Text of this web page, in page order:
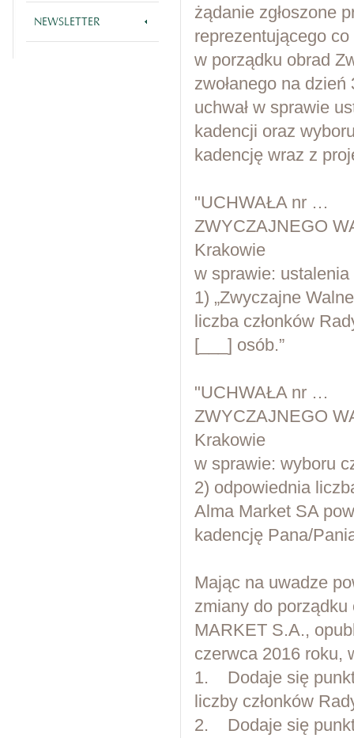
NEWSLETTER
żądanie zgłoszone
reprezentującego
w porządku obrad
zwołanego na
uchwał w sprawie
kadencji oraz
kadencję wraz z
"UCHWAŁA nr …
ZWYCZAJNEGO
Krakowie
w sprawie:
1) „Zwyczajne
liczba członków
[___] osób.”
"UCHWAŁA nr …
ZWYCZAJNEGO
Krakowie
w sprawie: wyboru
2) odpowiednia
Alma Market SA
kadencję Pana/
Mając na uwadze
zmiany do
MARKET S.A.,
czerwca 2016 roku,
1. Dodaje się punkt
liczby członków
2. Dodaje się punkt